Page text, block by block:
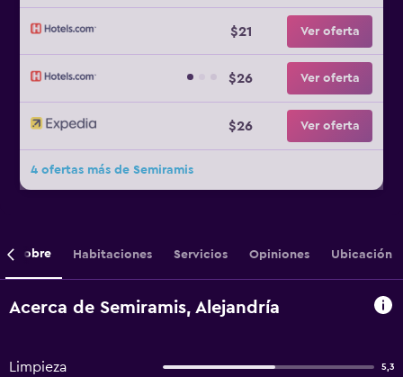
$21 Ver oferta
$26 Ver oferta
$26 Ver oferta
4 ofertas más de Semiramis
Sobre Habitaciones Servicios Opiniones Ubicación
Acerca de Semiramis, Alejandría
Limpieza 5,3